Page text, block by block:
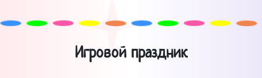
Игровой праздник